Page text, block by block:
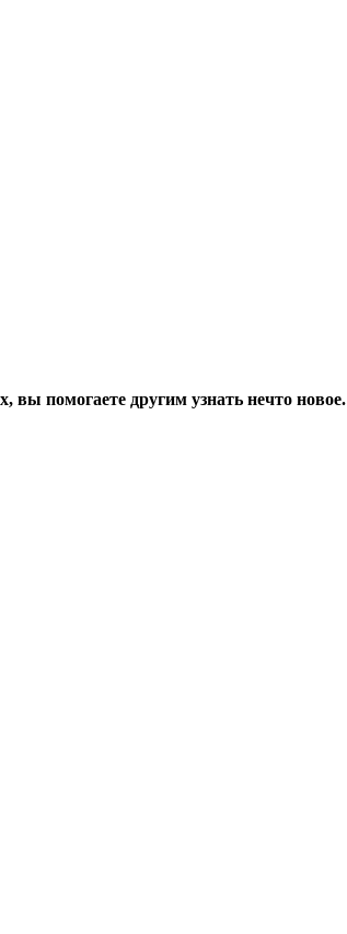
вы помогаете другим узнать нечто новое.